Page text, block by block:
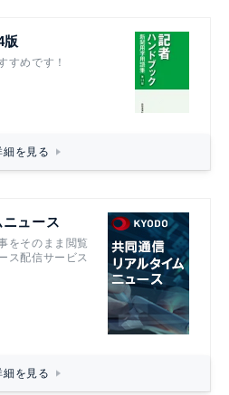
版
すめです！
細を見る
ュース
をそのまま閲覧
ス配信サービス
細を見る